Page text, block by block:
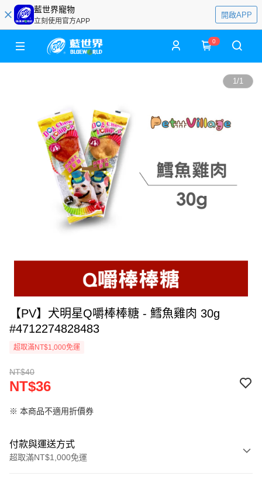
藍世界寵物
立刻使用官方APP
開啟APP
0
1/1
【PV】犬明星Q嚼棒棒糖 - 鱈魚雞肉 30g
#4712274828483
超取滿NT$1,000免運
NT$40
NT$36
※ 本商品不適用折價券
付款與運送方式
超取滿NT$1,000免運